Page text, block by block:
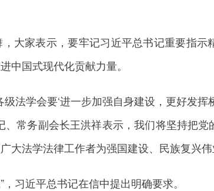
家表示，要牢记习近平总书记重要指示
中国式现代化贡献力量。
学会要‘进一步加强自身建设，更好发挥
、常务副会长王洪祥表示，我们将坚持把
大法学法律工作者为强国建设、民族复兴伟
习近平总书记在信中提出明确要求。